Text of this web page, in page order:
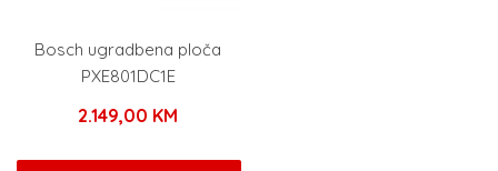
Bosch ugradbena ploča
PXE801DC1E
2.149,00 KM